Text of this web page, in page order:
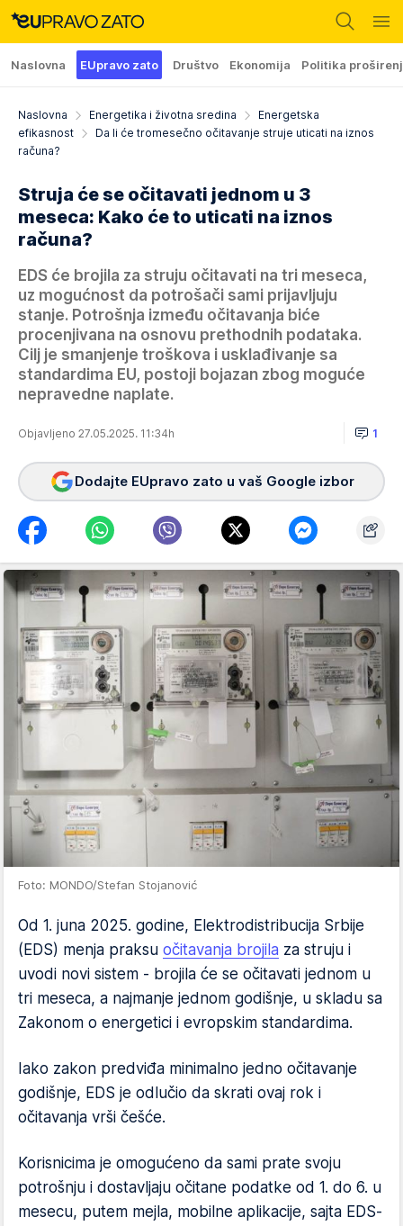
Naslovna EUpravo zato Društvo Ekonomija Politika
Naslovna Energetika i životna sredina
Energetska
efikasnost
Da li će tromesečno očitavanje struje uticati na iznos
računa?
Struja će se očitavati jednom u 3
meseca: Kako će to uticati na iznos
računa?
EDS će brojila za struju očitavati na tri meseca,
uz mogućnost da potrošači sami prijavljuju
stanje. Potrošnja između očitavanja biće
procenjivana na osnovu prethodnih podataka.
Cilj je smanjenje troškova i usklađivanje sa
standardima EU, postoji bojazan zbog moguće
nepravedne naplate.
Objavljeno 27.05.2025. 11:34h 1
Dodajte EUpravo zato u vaš Google izbor
Foto: MONDO/Stefan Stojanović
Od 1. juna 2025. godine, Elektrodistribucija Srbije
(EDS) menja praksu očitavanja brojila za struju i
uvodi novi sistem - brojila će se očitavati jednom u
tri meseca, a najmanje jednom godišnje, u skladu sa
Zakonom o energetici i evropskim standardima.
Iako zakon predviđa minimalno jedno očitavanje
godišnje, EDS je odlučio da skrati ovaj rok i
očitavanja vrši češće.
Korisnicima je omogućeno da sami prate svoju
potrošnju i dostavljaju očitane podatke od 1. do 6. u
mesecu, putem mejla, mobilne aplikacije, sajta EDS-